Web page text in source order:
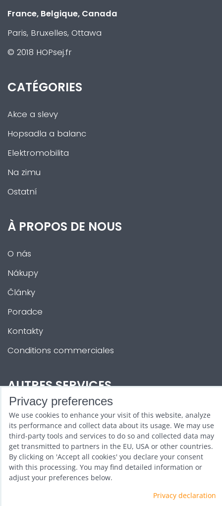
France, Belgique, Canada
Paris, Bruxelles, Ottawa
© 2018 HOPsej.fr
CATÉGORIES
Akce a slevy
Hopsadla a balanc
Elektromobilita
Na zimu
Ostatní
À PROPOS DE NOUS
O nás
Nákupy
Články
Poradce
Kontakty
Conditions commerciales
AUTRES SERVICES
Zábava na Vaši akci
Půjčovna
Promotéři
Kurzy a setkání
Privacy preferences
We use cookies to enhance your visit of this website, analyze
its performance and collect data about its usage. We may use
third-party tools and services to do so and collected data may
get transmitted to partners in the EU, USA or other countries.
By clicking on 'Accept all cookies' you declare your consent
with this processing. You may find detailed information or
adjust your preferences below.
Privacy declaration